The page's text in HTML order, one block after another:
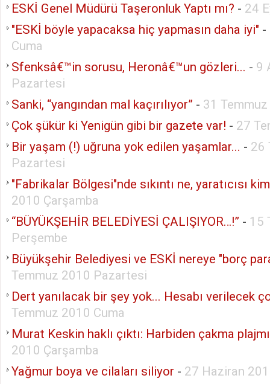
ESKİ Genel Müdürü Taşeronluk Yaptı mı? - 24
"ESKİ böyle yapacaksa hiç yapmasın daha iyi" -
Cuma
Sfenksâ€™in sorusu, Heronâ€™un gözleri... - 9
Pazartesi
Sanki, “yangından mal kaçırılıyor” - 31
Çok şükür ki Yenigün gibi bir gazete var! - 27
Bir yaşam (!) uğruna yok edilen yaşamlar... - 26
Pazartesi
"Fabrikalar Bölgesi"nde sıkıntı ne, yaratıcısı
2010 Çarşamba
“BÜYÜKŞEHİR BELEDİYESİ ÇALIŞIYOR…!” - 15
Perşembe
Büyükşehir Belediyesi ve ESKİ nereye "borç
Temmuz 2010 Pazartesi
Dert yanılacak bir şey yok... Hesabı verilecek
Temmuz 2010 Cuma
Murat Keskin haklı çıktı: Harbiden çakma
2010 Çarşamba
Yağmur boya ve cilaları siliyor - 27 Haziran